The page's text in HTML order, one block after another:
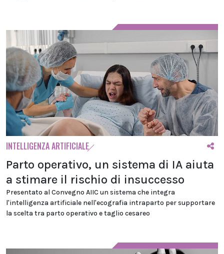
INTELLIGENZA ARTIFICIALE
Parto operativo, un sistema di IA aiuta
a stimare il rischio di insuccesso
Presentato al Convegno AIIC un sistema che integra
l'intelligenza artificiale nell'ecografia intraparto per supportare
la scelta tra parto operativo e taglio cesareo